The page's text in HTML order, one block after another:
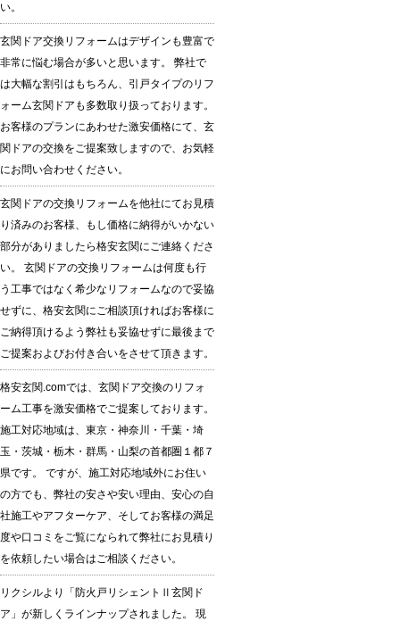
い。
玄関ドア交換リフォームはデザインも豊富で
非常に悩む場合が多いと思います。 弊社で
は大幅な割引はもちろん、引戸タイプのリフ
ォーム玄関ドアも多数取り扱っております。
お客様のプランにあわせた激安価格にて、玄
関ドアの交換をご提案致しますので、お気軽
にお問い合わせください。
玄関ドアの交換リフォームを他社にてお見積
り済みのお客様、もし価格に納得がいかない
部分がありましたら格安玄関にご連絡くださ
い。 玄関ドアの交換リフォームは何度も行
う工事ではなく希少なリフォームなので妥協
せずに、格安玄関にご相談頂ければお客様に
ご納得頂けるよう弊社も妥協せずに最後まで
ご提案およびお付き合いをさせて頂きます。
格安玄関.comでは、玄関ドア交換のリフォ
ーム工事を激安価格でご提案しております。
施工対応地域は、東京・神奈川・千葉・埼
玉・茨城・栃木・群馬・山梨の首都圏１都７
県です。 ですが、施工対応地域外にお住い
の方でも、弊社の安さや安い理由、安心の自
社施工やアフターケア、そしてお客様の満足
度や口コミをご覧になられて弊社にお見積り
を依頼したい場合はご相談ください。
リクシルより「防火戸リシェントⅡ玄関ド
ア」が新しくラインナップされました。 現